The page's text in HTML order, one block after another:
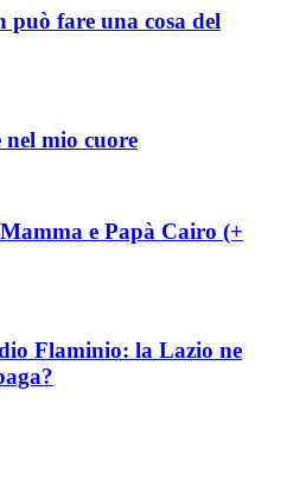
fare una cosa del
nel mio cuore
e Papà Cairo (+
Flaminio: la Lazio ne